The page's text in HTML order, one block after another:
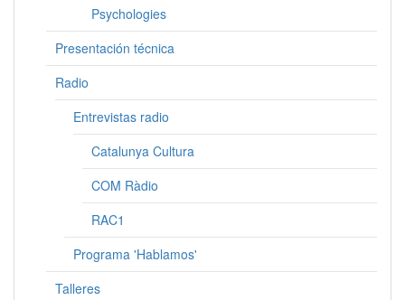
Psychologies
Presentación técnica
Radio
Entrevistas radio
Catalunya Cultura
COM Ràdio
RAC1
Programa 'Hablamos'
Talleres